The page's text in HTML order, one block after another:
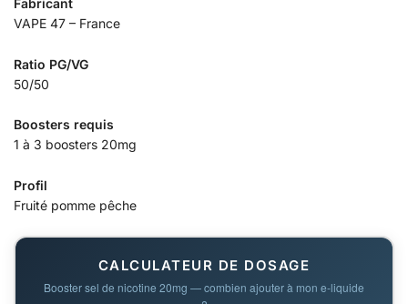
VAPE 47 – France
Ratio PG/VG
50/50
Boosters requis
1 à 3 boosters 20mg
Profil
Fruité pomme pêche
CALCULATEUR DE DOSAGE
Booster sel de nicotine 20mg — combien ajouter à mon e-liquide